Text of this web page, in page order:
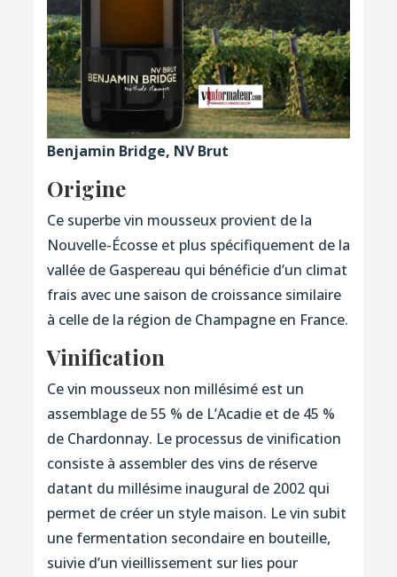
Benjamin Bridge, NV Brut
Origine
Ce superbe vin mousseux provient de la
Nouvelle-Écosse et plus spécifiquement de la
vallée de Gaspereau qui bénéficie d’un climat
frais avec une saison de croissance similaire
à celle de la région de Champagne en France.
Vinification
Ce vin mousseux non millésimé est un
assemblage de 55 % de L’Acadie et de 45 %
de Chardonnay. Le processus de vinification
consiste à assembler des vins de réserve
datant du millésime inaugural de 2002 qui
permet de créer un style maison. Le vin subit
une fermentation secondaire en bouteille,
suivie d’un vieillissement sur lies pour